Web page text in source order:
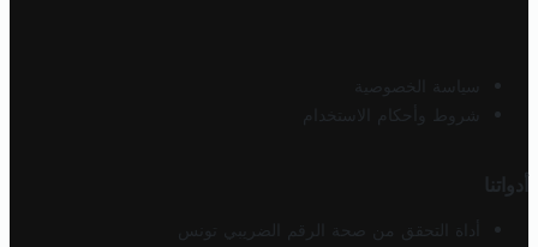
سياسة الخصوصية
شروط وأحكام الاستخدام
أدواتنا
أداة التحقق من صحة الرقم الضريبي تونس